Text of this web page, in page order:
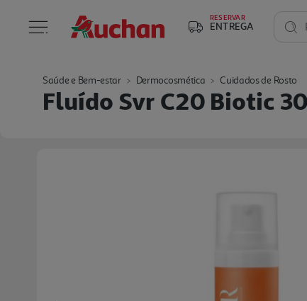
RESERVAR
ENTREGA
Saúde e Bem-estar Dermocosmética Cuidados de Rosto
Fluído Svr C20 Biotic